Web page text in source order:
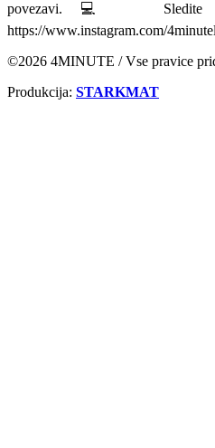
povezavi. 💻 Sledite me
https://www.instagram.com/
©2026 4MINUTE / Vse pravice
Produkcija: STARKMAT